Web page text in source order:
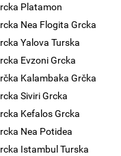
Platamon
Nea Flogita Grcka
Yalova Turska
Evzoni Grcka
Kalambaka Grčka
Siviri Grcka
Kefalos Grcka
Nea Potidea
Istambul Turska